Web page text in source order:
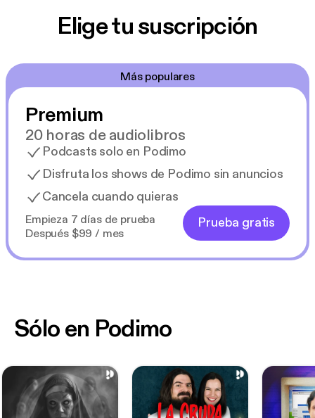
Elige tu suscripción
Más populares
Premium
20 horas de audiolibros
Podcasts solo en Podimo
Disfruta los shows de Podimo sin anuncios
Cancela cuando quieras
Empieza 7 días de prueba
Después $99 / mes
Prueba gratis
Sólo en Podimo